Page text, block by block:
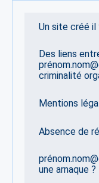
Un site créé il
Des liens
criminalité
Mentions
Absence de
une arnaque ?